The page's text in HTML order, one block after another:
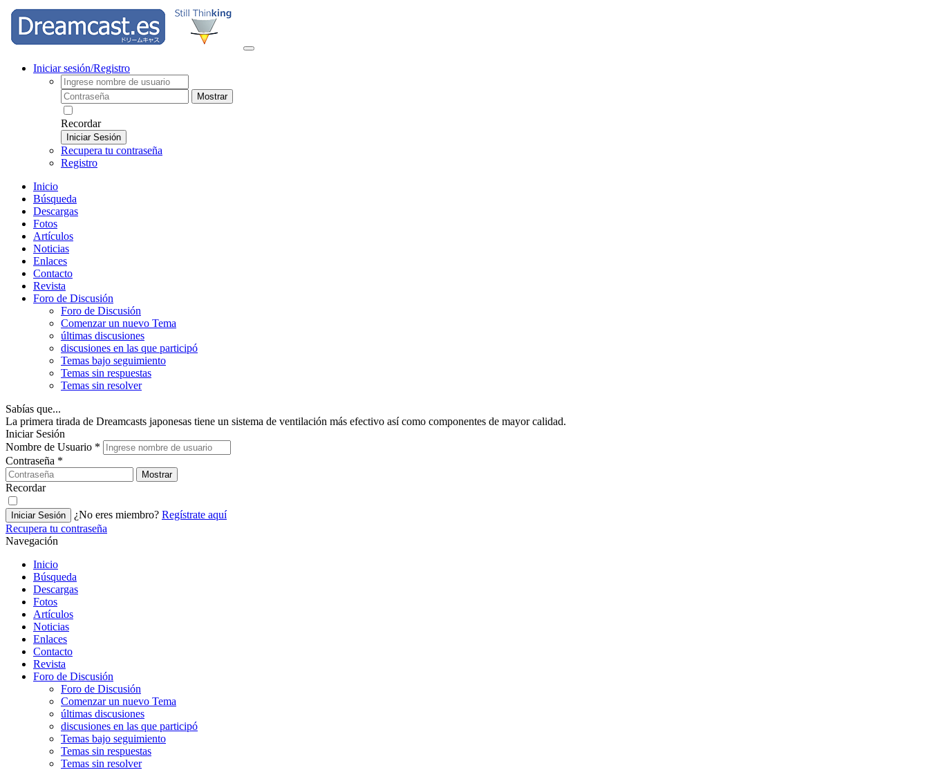
Iniciar sesión/Registro
Mostrar
Recordar
Iniciar Sesión
Recupera tu contraseña
Registro
Inicio
Búsqueda
Descargas
Fotos
Artículos
Noticias
Enlaces
Contacto
Revista
Foro de Discusión
Foro de Discusión
Comenzar un nuevo Tema
últimas discusiones
discusiones en las que participó
Temas bajo seguimiento
Temas sin respuestas
Temas sin resolver
Sabías que...
La primera tirada de Dreamcasts japonesas tiene un sistema de ventilación más efectivo así como componentes de mayor calidad.
Iniciar Sesión
Nombre de Usuario *
Contraseña *
Mostrar
Recordar
Iniciar Sesión ¿No eres miembro? Regístrate aquí
Recupera tu contraseña
Navegación
Inicio
Búsqueda
Descargas
Fotos
Artículos
Noticias
Enlaces
Contacto
Revista
Foro de Discusión
Foro de Discusión
Comenzar un nuevo Tema
últimas discusiones
discusiones en las que participó
Temas bajo seguimiento
Temas sin respuestas
Temas sin resolver